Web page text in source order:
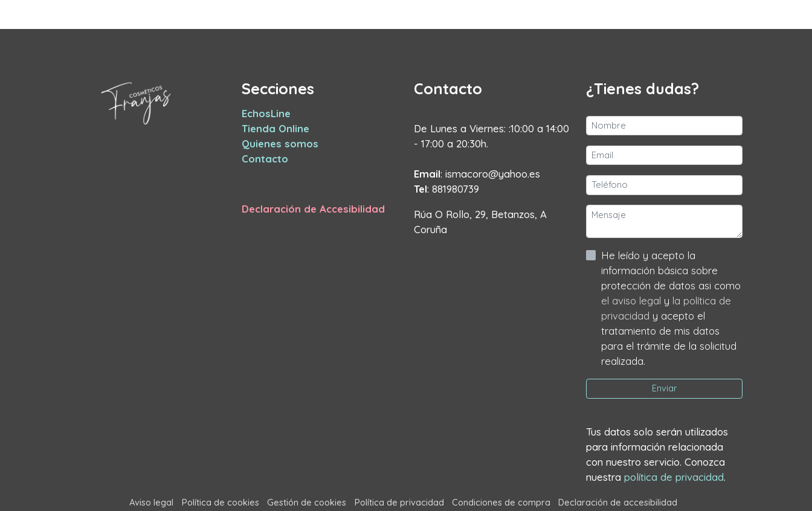
Secciones
EchosLine
Tienda Online
Quienes somos
Contacto
Declaración de Accesibilidad
Contacto
De Lunes a Viernes: :10:00 a 14:00
- 17:00 a 20:30h.
Email: ismacoro@yahoo.es
Tel: 881980739
Rúa O Rollo, 29, Betanzos, A
Coruña
¿Tienes dudas?
He leído y acepto la
información básica sobre
protección de datos asi como
el aviso legal y la política de
privacidad y acepto el
tratamiento de mis datos
para el trámite de la solicitud
realizada.
Enviar
Tus datos solo serán utilizados
para información relacionada
con nuestro servicio. Conozca
nuestra política de privacidad.
Aviso legal Política de cookies Gestión de cookies Política de privacidad Condiciones de compra Declaración de accesibilidad